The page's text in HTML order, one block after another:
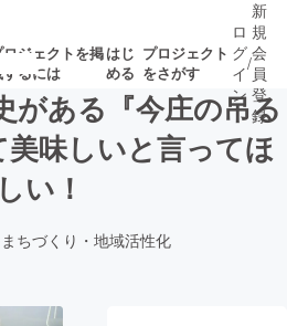
ロジェクトを掲
るには
はじ
める
プロジェクト
をさがす
着プロ 募集終了が近いプ
ロ
グ
イ
ン
/
新
規
会
員
登
録
がある『今庄の吊る
美味しいと言ってほ
しい！
まちづくり・地域活性化